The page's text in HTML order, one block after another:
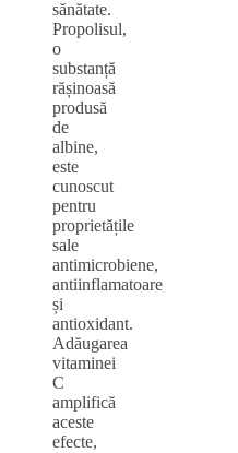
sănătate.
Propolisul,
o
substanță
rășinoasă
produsă
de
albine,
este
cunoscut
pentru
proprietățile
sale
antimicrobiene,
antiinflamatoare
și
antioxidant.
Adăugarea
vitaminei
C
amplifică
aceste
efecte,